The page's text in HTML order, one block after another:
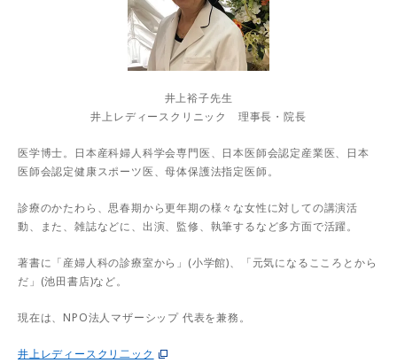
井上裕子先生
井上レディースクリニック 理事長・院長
医学博士。日本産科婦人科学会専門医、日本医師会認定産業医、日本
医師会認定健康スポーツ医、母体保護法指定医師。
診療のかたわら、思春期から更年期の様々な女性に対しての講演活
動、また、雑誌などに、出演、監修、執筆するなど多方面で活躍。
著書に「産婦人科の診療室から」(小学館)、「元気になるこころとから
だ」(池田書店)など。
現在は、NPO法人マザーシップ 代表を兼務。
井上レディースクリ二ック